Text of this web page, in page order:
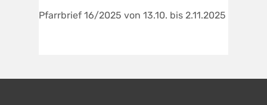
Pfarrbrief 16/2025 von 13.10. bis 2.11.2025